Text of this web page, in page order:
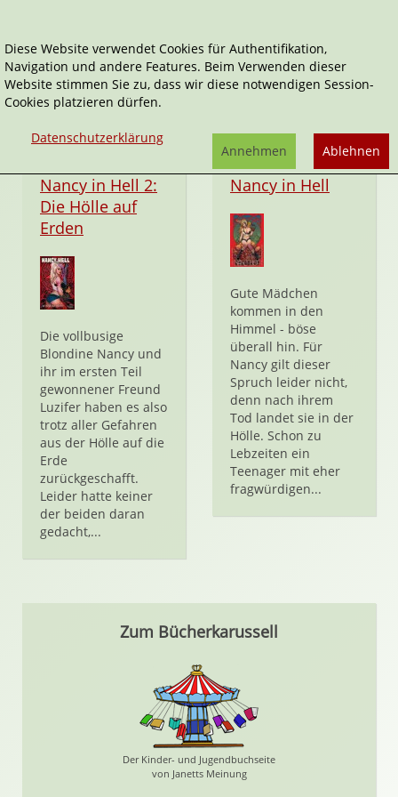
El Torres
Nancy in Hell 2:
Die Hölle auf
Erden
Die vollbusige
Blondine Nancy und
ihr im ersten Teil
gewonnener Freund
Luzifer haben es also
trotz aller Gefahren
aus der Hölle auf die
Erde
zurückgeschafft.
Leider hatte keiner
der beiden daran
gedacht,...
Taschenbuch
Nancy in Hell
Gute Mädchen
kommen in den
Himmel - böse
überall hin. Für
Nancy gilt dieser
Spruch leider nicht,
denn nach ihrem
Tod landet sie in der
Hölle. Schon zu
Lebzeiten ein
Teenager mit eher
fragwürdigen...
Zum Bücherkarussell
Der Kinder- und Jugendbuchseite
von Janetts Meinung
Diese Website verwendet Cookies für Authentifikation,
Navigation und andere Features. Beim Verwenden dieser
Website stimmen Sie zu, dass wir diese notwendigen Session-
Cookies platzieren dürfen.
Datenschutzerklärung
Ablehnen
Annehmen